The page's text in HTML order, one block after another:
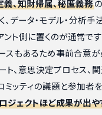
、知財帰属、秘匿義務
データ・モデル・分析手
ト側に置くのが通常で
スもあるため事前合意が
、意思決定プロセス、
ミッティの議題と参加者
ジェクトほど成果が出や